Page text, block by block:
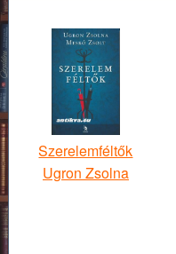
Szerelemféltők
Ugron Zsolna